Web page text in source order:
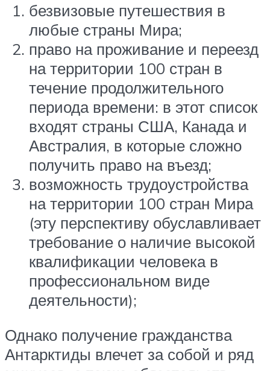
безвизовые путешествия в
любые страны Мира;
право на проживание и переезд
на территории 100 стран в
течение продолжительного
периода времени: в этот список
входят страны США, Канада и
Австралия, в которые сложно
получить право на въезд;
возможность трудоустройства
на территории 100 стран Мира
(эту перспективу обуславливает
требование о наличие высокой
квалификации человека в
профессиональном виде
деятельности);
Однако получение гражданства
Антарктиды влечет за собой и ряд